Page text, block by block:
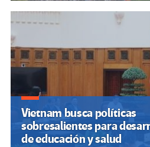
Vietnam busca políticas
sobresalientes para
de educación y salud